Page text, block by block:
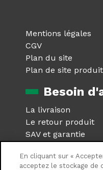
Mentions légales
CGV
Plan du site
Plan de site
Besoin
La livraison
Le retour produit
SAV et garantie
En cliquant sur «
acceptez le stockage de